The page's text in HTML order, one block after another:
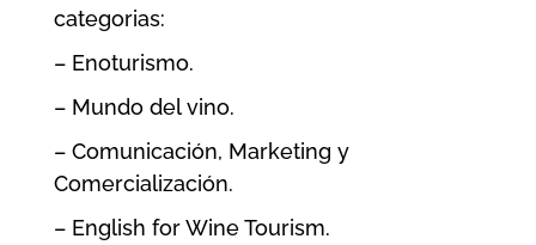
categorias:
– Enoturismo.
– Mundo del vino.
– Comunicación, Marketing y
Comercialización.
– English for Wine Tourism.